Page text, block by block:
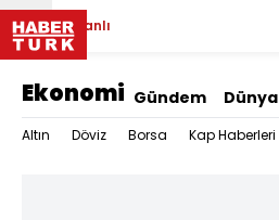
Canlı
Ekonomi Gündem Dünya
Altın Döviz Borsa Kap Haberleri